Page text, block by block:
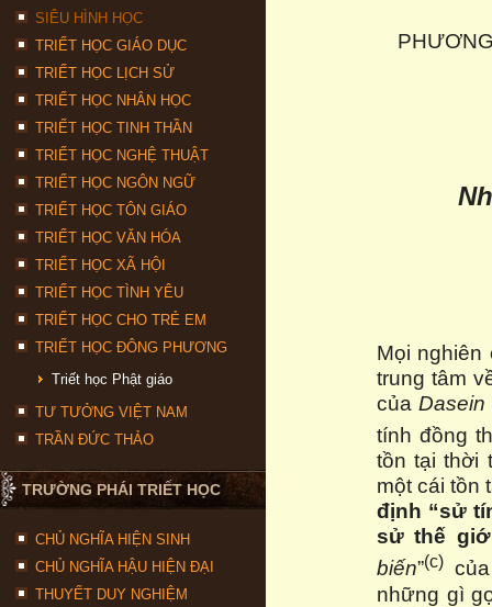
SIÊU HÌNH HỌC
TRIẾT HỌC GIÁO DỤC
TRIẾT HỌC LỊCH SỬ
TRIẾT HỌC NHÂN HỌC
TRIẾT HỌC TINH THẦN
TRIẾT HỌC NGHỆ THUẬT
TRIẾT HỌC NGÔN NGỮ
TRIẾT HỌC TÔN GIÁO
TRIẾT HỌC VĂN HÓA
TRIẾT HỌC XÃ HỘI
TRIẾT HỌC TÌNH YÊU
TRIẾT HỌC CHO TRẺ EM
TRIẾT HỌC ĐÔNG PHƯƠNG
Triết học Phật giáo
TƯ TƯỞNG VIỆT NAM
TRẦN ĐỨC THẢO
TRƯỜNG PHÁI TRIẾT HỌC
CHỦ NGHĨA HIỆN SINH
CHỦ NGHĨA HẬU HIỆN ĐẠI
THUYẾT DUY NGHIỆM
Mọi
trung tâm
củaDasein
tính đồng
tồn tại thời
một cái tồn
định “sử
sử thế
biến”(c)
những gì